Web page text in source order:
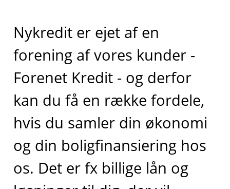
Nykredit er ejet af en
forening af vores kunder -
Forenet Kredit - og derfor
kan du få en række fordele,
hvis du samler din økonomi
og din boligfinansiering hos
os. Det er fx billige lån og